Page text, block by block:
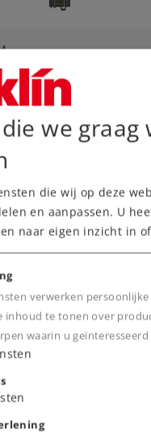
up - C-rail gebogen
fabriek.
en wissels
we graag
die wij op deze
en aanpassen. U
naar eigen inzicht in
verwerken
inhoud te tonen over
waarin u